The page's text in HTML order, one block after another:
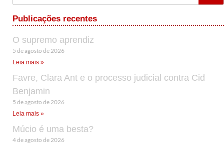
Publicações recentes
O supremo aprendiz
5 de agosto de 2026
Leia mais »
Favre, Clara Ant e o processo judicial contra Cid
Benjamin
5 de agosto de 2026
Leia mais »
Múcio é uma besta?
4 de agosto de 2026